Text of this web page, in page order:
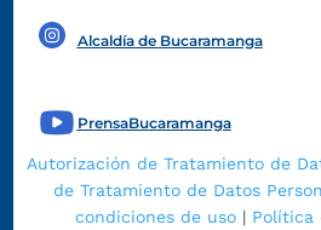
Alcaldía de Bucaramanga
PrensaBucaramanga
Autorización de Tratamiento de
de Tratamiento de Datos
condiciones de uso | Política